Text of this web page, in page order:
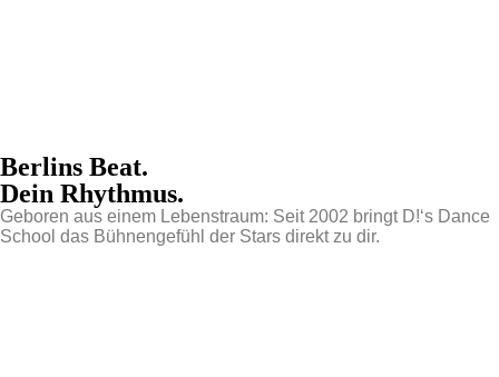
Berlins Beat.
Dein Rhythmus.
Geboren aus einem Lebenstraum: Seit 2002 bringt D!‘s Dance
School das Bühnengefühl der Stars direkt zu dir.